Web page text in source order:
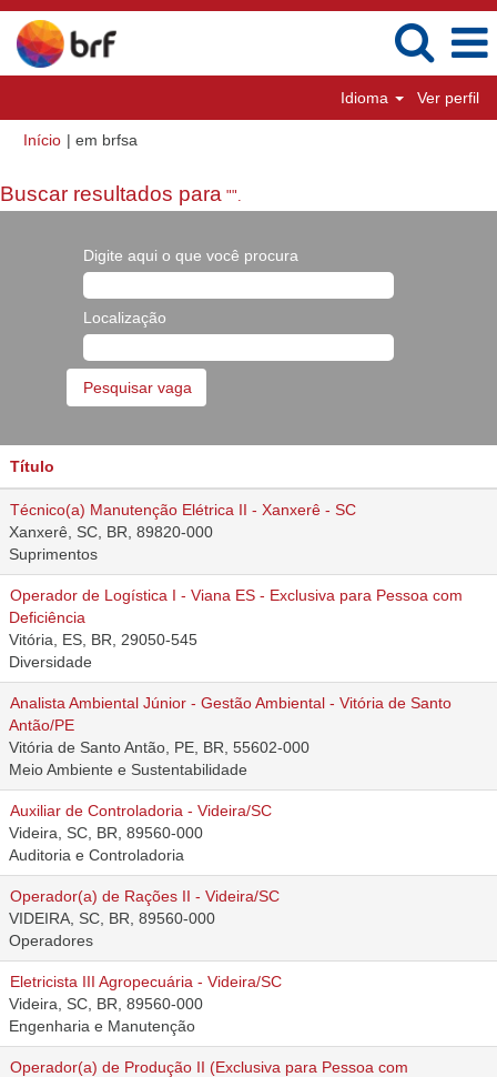
Idioma Ver perfil
Início | em brfsa
Buscar resultados para "".
Digite aqui o que você procura
Localização
Título
Técnico(a) Manutenção Elétrica II - Xanxerê - SC
Xanxerê, SC, BR, 89820-000
Suprimentos
Operador de Logística I - Viana ES - Exclusiva para Pessoa com
Deficiência
Vitória, ES, BR, 29050-545
Diversidade
Analista Ambiental Júnior - Gestão Ambiental - Vitória de Santo
Antão/PE
Vitória de Santo Antão, PE, BR, 55602-000
Meio Ambiente e Sustentabilidade
Auxiliar de Controladoria - Videira/SC
Videira, SC, BR, 89560-000
Auditoria e Controladoria
Operador(a) de Rações II - Videira/SC
VIDEIRA, SC, BR, 89560-000
Operadores
Eletricista III Agropecuária - Videira/SC
Videira, SC, BR, 89560-000
Engenharia e Manutenção
Operador(a) de Produção II (Exclusiva para Pessoa com